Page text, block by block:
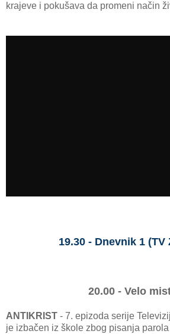
krajeve i pokušava da promeni način
19.30 - Dnevnik 1 (TV
20.00 - Velo
ANTIKRIST - 7. epizoda serije
je izbačen iz škole zbog pisanja